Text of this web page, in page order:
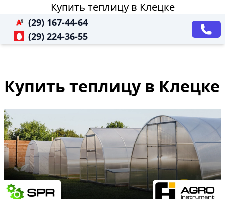
Купить теплицу в Клецке
(29) 167-44-64
(29) 224-36-55
Купить теплицу в Клецке